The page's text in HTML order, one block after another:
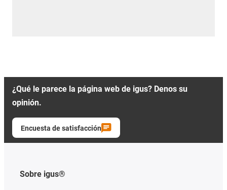
¿Qué le parece la página web de igus? Denos su
opinión.
Encuesta de satisfacción
Sobre igus®